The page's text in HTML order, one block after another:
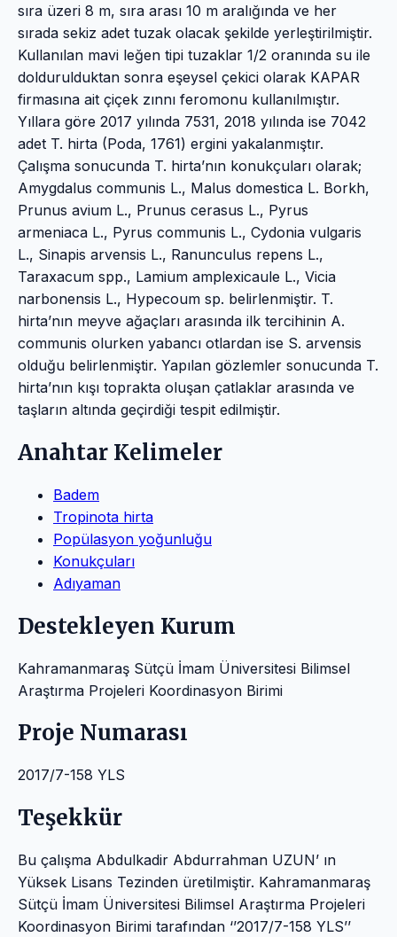
sıra üzeri 8 m, sıra arası 10 m aralığında ve her
sırada sekiz adet tuzak olacak şekilde yerleştirilmiştir.
Kullanılan mavi leğen tipi tuzaklar 1/2 oranında su ile
doldurulduktan sonra eşeysel çekici olarak KAPAR
firmasına ait çiçek zınnı feromonu kullanılmıştır.
Yıllara göre 2017 yılında 7531, 2018 yılında ise 7042
adet T. hirta (Poda, 1761) ergini yakalanmıştır.
Çalışma sonucunda T. hirta’nın konukçuları olarak;
Amygdalus communis L., Malus domestica L. Borkh,
Prunus avium L., Prunus cerasus L., Pyrus
armeniaca L., Pyrus communis L., Cydonia vulgaris
L., Sinapis arvensis L., Ranunculus repens L.,
Taraxacum spp., Lamium amplexicaule L., Vicia
narbonensis L., Hypecoum sp. belirlenmiştir. T.
hirta’nın meyve ağaçları arasında ilk tercihinin A.
communis olurken yabancı otlardan ise S. arvensis
olduğu belirlenmiştir. Yapılan gözlemler sonucunda T.
hirta’nın kışı toprakta oluşan çatlaklar arasında ve
taşların altında geçirdiği tespit edilmiştir.
Anahtar Kelimeler
Badem
Tropinota hirta
Popülasyon yoğunluğu
Konukçuları
Adıyaman
Destekleyen Kurum
Kahramanmaraş Sütçü İmam Üniversitesi Bilimsel
Araştırma Projeleri Koordinasyon Birimi
Proje Numarası
2017/7-158 YLS
Teşekkür
Bu çalışma Abdulkadir Abdurrahman UZUN’ ın
Yüksek Lisans Tezinden üretilmiştir. Kahramanmaraş
Sütçü İmam Üniversitesi Bilimsel Araştırma Projeleri
Koordinasyon Birimi tarafından ‘’2017/7-158 YLS’’